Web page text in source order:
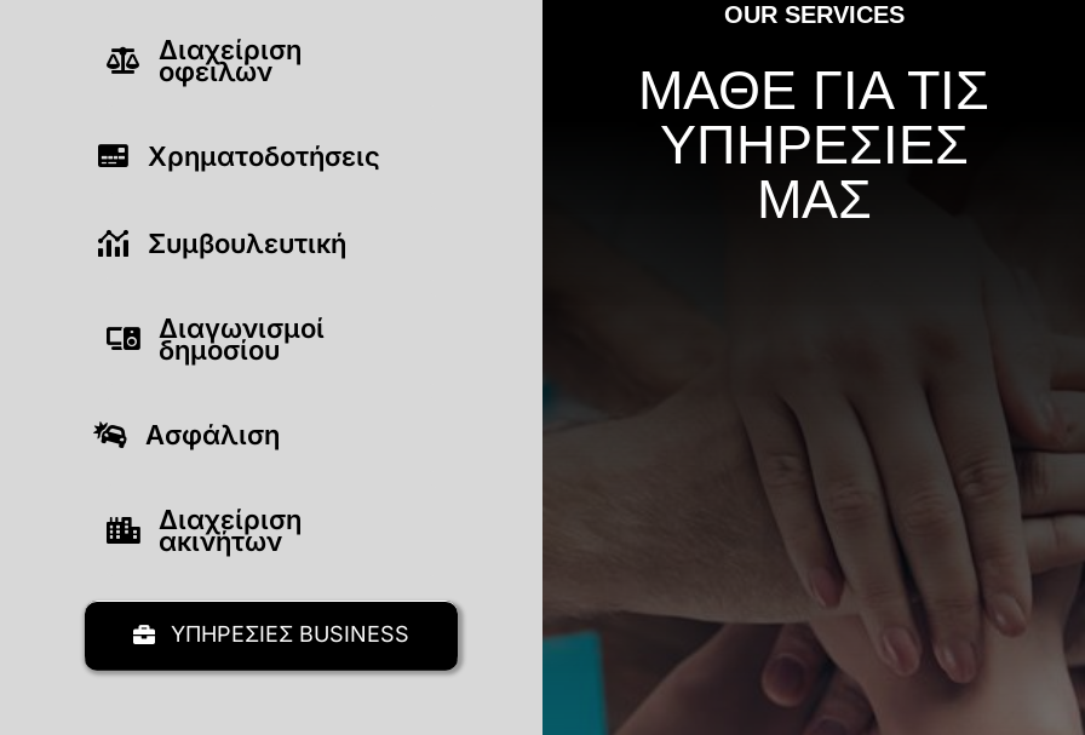
Διαχείριση
οφειλών
Χρηματοδοτήσεις
Συμβουλευτική
Διαγωνισμοί
δημοσίου
Ασφάλιση
Διαχείριση
ακινήτων
ΥΠΗΡΕΣΙΕΣ BUSINESS
OUR SERVICES
ΜΑΘΕ ΓΙΑ ΤΙΣ
ΥΠΗΡΕΣΙΕΣ
ΜΑΣ